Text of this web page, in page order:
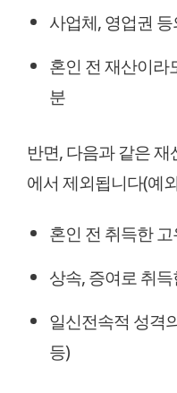
사업체, 영업권
혼인 전 재산이라
분
반면, 다음과 같은
에서 제외됩니다(예
혼인 전 취득한
상속, 증여로 취
일신전속적 성격
등)